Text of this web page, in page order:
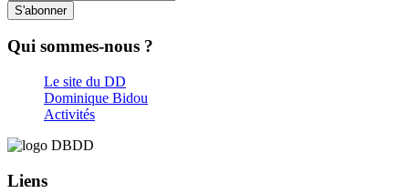
S'abonner
Qui sommes-nous ?
Le site du DD
Dominique Bidou
Activités
Liens